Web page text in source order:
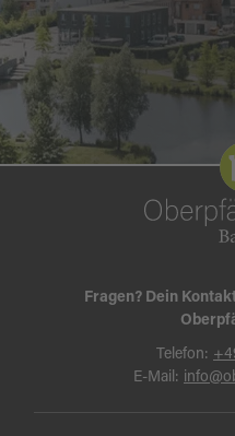
Fragen? Dein
Telefon:
E-Mail: